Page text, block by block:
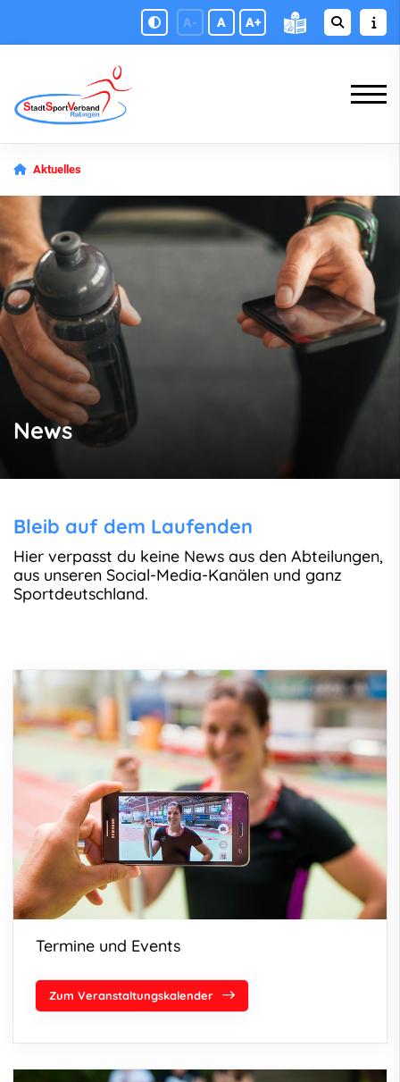
A- A A+
Aktuelles
News
Bleib auf dem Laufenden
Hier verpasst du keine News aus den Abteilungen,
aus unseren Social-Media-Kanälen und ganz
Sportdeutschland.
Termine und Events
Zum Veranstaltungskalender